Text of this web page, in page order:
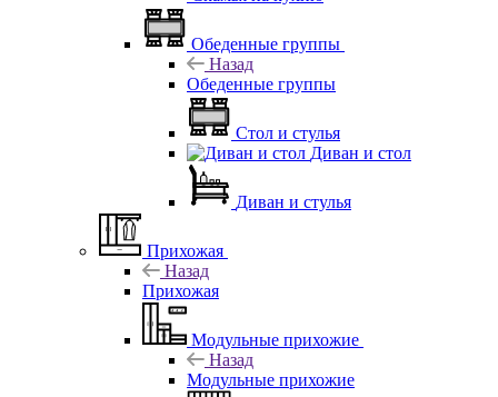
Обеденные группы
Назад
Обеденные группы
Стол и стулья
Диван и стол
Диван и стулья
Прихожая
Назад
Прихожая
Модульные прихожие
Назад
Модульные прихожие